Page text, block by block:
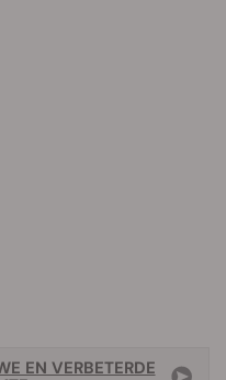
EN VERBETERDE